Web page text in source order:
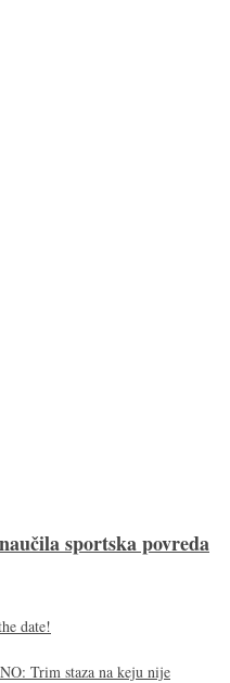
sportska povreda
date!
Trim staza na keju nije